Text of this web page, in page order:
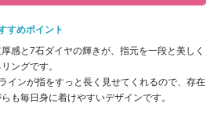
すめポイント
感と7石ダイヤの輝きが、指元を一段と美しく
ングです。
インが指をすっと長く見せてくれるので、存在
も毎日身に着けやすいデザインです。